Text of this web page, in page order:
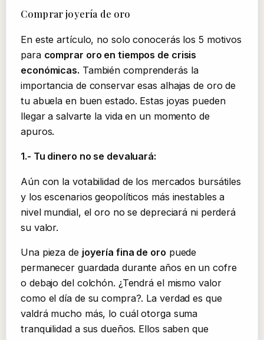
Comprar joyería de oro
En este artículo, no solo conocerás los 5 motivos
para comprar oro en tiempos de crisis
económicas. También comprenderás la
importancia de conservar esas alhajas de oro de
tu abuela en buen estado. Estas joyas pueden
llegar a salvarte la vida en un momento de
apuros.
1.- Tu dinero no se devaluará:
Aún con la votabilidad de los mercados bursátiles
y los escenarios geopolíticos más inestables a
nivel mundial, el oro no se depreciará ni perderá
su valor.
Una pieza de joyería fina de oro puede
permanecer guardada durante años en un cofre
o debajo del colchón. ¿Tendrá el mismo valor
como el día de su compra?. La verdad es que
valdrá mucho más, lo cuál otorga suma
tranquilidad a sus dueños. Ellos saben que